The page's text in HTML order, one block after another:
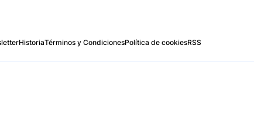
HistoriaTérminos y CondicionesPolítica de cookiesRSS